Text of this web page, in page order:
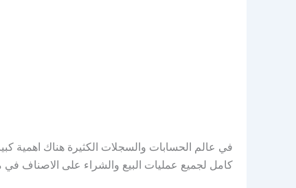
في عالم الحسابات والسجلات الكثيرة هناك اهمية
كامل لجميع عمليات البيع والشراء على الاصناف في